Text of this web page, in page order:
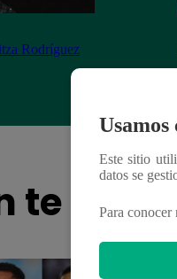
Rodríguez
te
Este sitio
datos se
Para conocer